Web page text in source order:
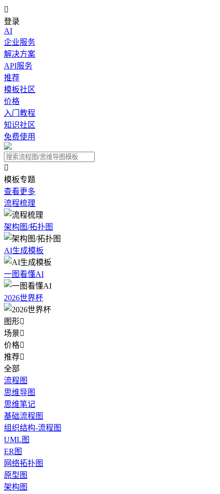

登录
AI
企业服务
解决方案
API服务
推荐
模板社区
价格
入门教程
知识社区
免费使用

模板专题
查看更多
流程梳理
架构图/拓扑图
AI生成模板
一图看懂AI
2026世界杯
图形
场景
价格
推荐
全部
流程图
思维导图
思维笔记
基础流程图
组织结构-流程图
UML图
ER图
网络拓扑图
原型图
架构图